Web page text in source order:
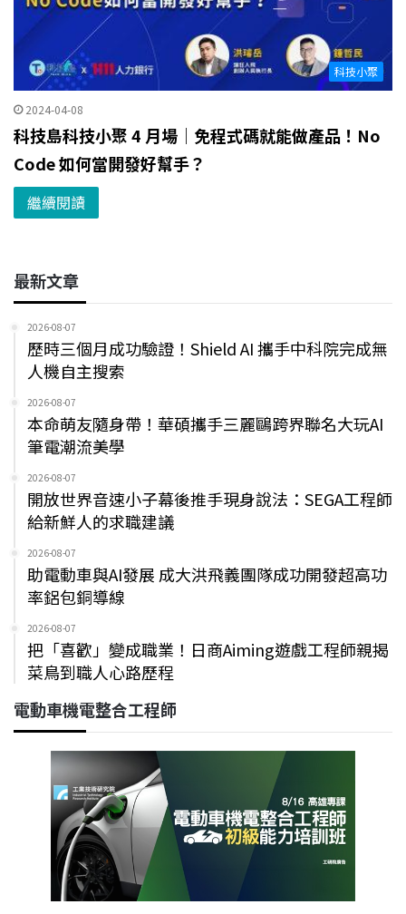
科技小聚
2024-04-08
科技島科技小聚 4 月場｜免程式碼就能做產品！No
Code 如何當開發好幫手？
繼續閱讀
最新文章
2026-08-07
歷時三個月成功驗證！Shield AI 攜手中科院完成無
人機自主搜索
2026-08-07
本命萌友隨身帶！華碩攜手三麗鷗跨界聯名大玩AI
筆電潮流美學
2026-08-07
開放世界音速小子幕後推手現身說法：SEGA工程師
給新鮮人的求職建議
2026-08-07
助電動車與AI發展 成大洪飛義團隊成功開發超高功
率鋁包銅導線
2026-08-07
把「喜歡」變成職業！日商Aiming遊戲工程師親揭
菜鳥到職人心路歷程
電動車機電整合工程師